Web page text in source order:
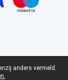
anders vermeld.